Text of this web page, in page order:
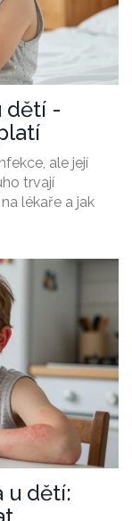
dětí -
ale její
trvají
lékaře a jak
u dětí: